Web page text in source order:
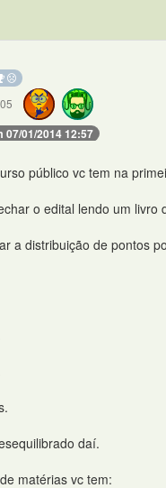
07/01/2014 12:57
público vc tem na
o edital lendo um
a distribuição de pontos
daí.
matérias vc tem: